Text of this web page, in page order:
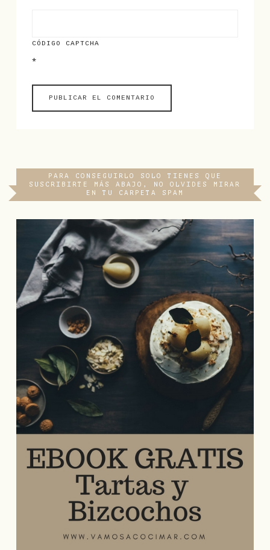
CÓDIGO CAPTCHA
*
PARA CONSEGUIRLO SOLO TIENES QUE
SUSCRIBIRTE MÁS ABAJO, NO OLVIDES MIRAR
EN TU CARPETA SPAM